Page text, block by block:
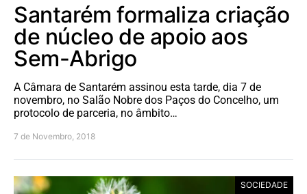
Santarém formaliza criação
de núcleo de apoio aos
Sem-Abrigo
A Câmara de Santarém assinou esta tarde, dia 7 de
novembro, no Salão Nobre dos Paços do Concelho, um
protocolo de parceria, no âmbito…
7 de Novembro, 2018
SOCIEDADE